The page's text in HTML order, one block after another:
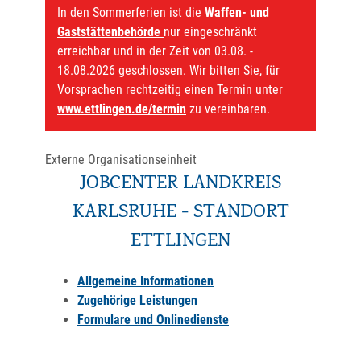
In den Sommerferien ist die Waffen- und
Gaststättenbehörde nur eingeschränkt
erreichbar und in der Zeit von 03.08. -
18.08.2026 geschlossen. Wir bitten Sie, für
Vorsprachen rechtzeitig einen Termin unter
www.ettlingen.de/termin zu vereinbaren.
Externe Organisationseinheit
JOBCENTER LANDKREIS
KARLSRUHE - STANDORT
ETTLINGEN
Allgemeine Informationen
Zugehörige Leistungen
Formulare und Onlinedienste